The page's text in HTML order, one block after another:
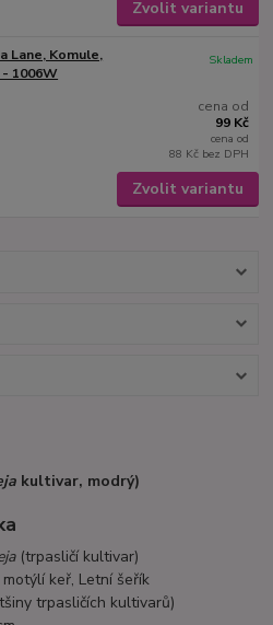
Zvolit variantu
Lane, Komule,
1006W
cena od
99 Kč
cena od
88 Kč bez DPH
Skladem
Zvolit variantu
kultivar, modrý)
(trpasličí kultivar)
keř, Letní šeřík
trpasličích kultivarů)